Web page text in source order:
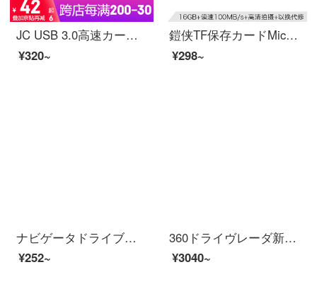
JC USB 3.0高速カードリーダーSD TFカード多特徴高速ファーウェイソニーカメラドライヴレコーダDAーType-C携帯多合一【簡約青】ダブルカード読み三インターフェースを合わせてOTGをサポートします。
¥320~
鎧侠TF保存カードMicroSDメモリカードは、ソニープレーヤの録音ペンに対応しています。タブレットパソコンのビデオモニター、ドライブレーコダ16 G TFカード【高価格比】
¥298~
ナビゲータドライブレコーダーユニバーサル3.7v聚合物锂电池小5v可充电耐高温内置大容量 黄色 索尼电芯300毫安
¥252~
360ドライヴレーダ新品G 580 2 Kハイビアン撮影前後ダブル録画前1440 p後1080 pマイクロライト夜見電子犬ハビアン記録計
¥3040~